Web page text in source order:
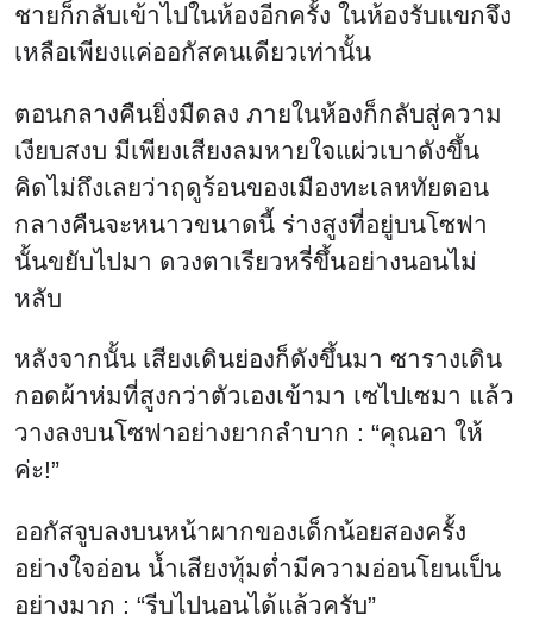
ชายก็กลับเข้าไปในห้องอีกครั้ง ในห้องรับแขกจึง
เหลือเพียงแค่ออกัสคนเดียวเท่านั้น
ตอนกลางคืนยิ่งมืดลง ภายในห้องก็กลับสู่ความ
เงียบสงบ มีเพียงเสียงลมหายใจแผ่วเบาดังขึ้น
คิดไม่ถึงเลยว่าฤดูร้อนของเมืองทะเลหทัยตอน
กลางคืนจะหนาวขนาดนี้ ร่างสูงที่อยู่บนโซฟา
นั้นขยับไปมา ดวงตาเรียวหรี่ขึ้นอย่างนอนไม่
หลับ
หลังจากนั้น เสียงเดินย่องก็ดังขึ้นมา ซารางเดิน
กอดผ้าห่มที่สูงกว่าตัวเองเข้ามา เซไปเซมา แล้ว
วางลงบนโซฟาอย่างยากลำบาก : “คุณอา ให้
ค่ะ!”
ออกัสจูบลงบนหน้าผากของเด็กน้อยสองครั้ง
อย่างใจอ่อน น้ำเสียงทุ้มต่ำมีความอ่อนโยนเป็น
อย่างมาก : “รีบไปนอนได้แล้วครับ”